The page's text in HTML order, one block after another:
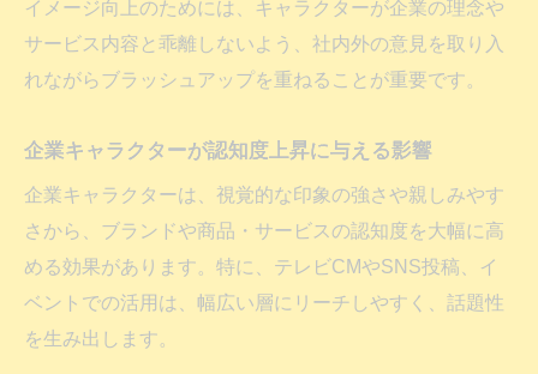
企業キャラクター開発で重視すべき戦略視
点
企業キャラクター制作時のブランド戦略手
企業キャラクター作成時の認知度向上ポイ
ント
BtoBにも活かせる企業キャラクター作り方
イメージ向上のためには、キャラクターが企業の理念や
サービス内容と乖離しないよう、社内外の意見を取り入
れながらブラッシュアップを重ねることが重要です。
企業キャラクターが認知度上昇に与える影響
企業キャラクターは、視覚的な印象の強さや親しみやす
さから、ブランドや商品・サービスの認知度を大幅に高
める効果があります。特に、テレビCMやSNS投稿、イ
ベントでの活用は、幅広い層にリーチしやすく、話題性
を生み出します。